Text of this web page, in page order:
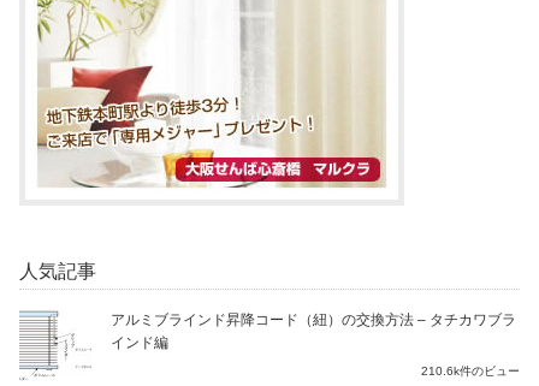
人気記事
アルミブラインド昇降コード（紐）の交換方法 – タチカワブラ
インド編
210.6k件のビュー